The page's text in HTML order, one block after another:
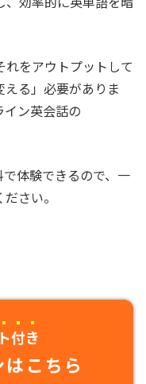
をアウトプットして
える」必要がありま
ン英会話の
体験できるので、一
さい。
付き
こちら